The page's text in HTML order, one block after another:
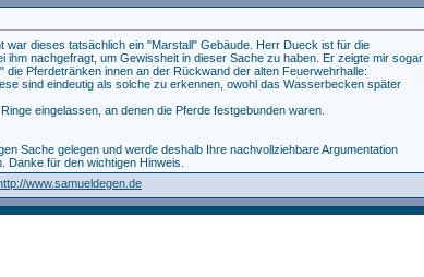
dieses tatsächlich ein "Marstall" Gebäude. Herr Dueck ist für die
ihm nachgefragt, um Gewissheit in dieser Sache zu haben. Er zeigte mir sogar
Pferdetränken innen an der Rückwand der alten Feuerwehrhalle:
sind eindeutig als solche zu erkennen, owohl das Wasserbecken später
eingelassen, an denen die Pferde festgebunden waren.
Sache gelegen und werde deshalb Ihre nachvollziehbare Argumentation
für den wichtigen Hinweis.